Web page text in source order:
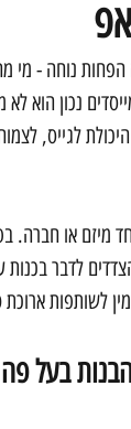
נוחה - מי
נכון הוא לא
לגייס,
מיזם או חברה.
לדבר בכנות
לשותפות ארוכת
בעל פה